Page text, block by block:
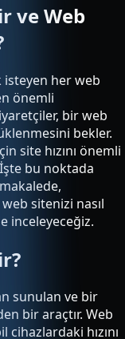
ve Web
isteyen her web
önemli
bir web
bekler.
site hızını önemli
bu noktada
sitenizi nasıl
inceleyeceğiz.
sunulan ve bir
bir araçtır. Web
hızını